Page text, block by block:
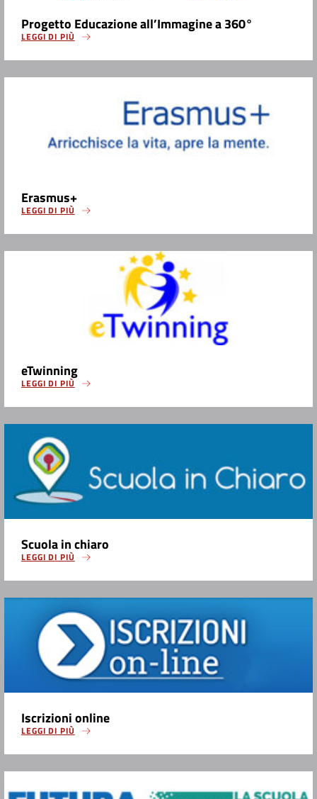
Progetto Educazione all’Immagine a 360°
LEGGI DI PIÙ
Erasmus+
LEGGI DI PIÙ
eTwinning
LEGGI DI PIÙ
Scuola in chiaro
LEGGI DI PIÙ
Iscrizioni online
LEGGI DI PIÙ